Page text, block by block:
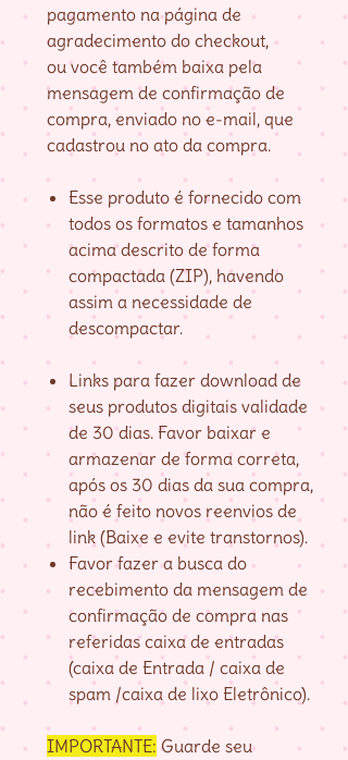
pagamento na página de
agradecimento do checkout,
ou você também baixa pela
mensagem de confirmação de
compra, enviado no e-mail, que
cadastrou no ato da compra.
Esse produto é fornecido com
todos os formatos e tamanhos
acima descrito de forma
compactada (ZIP), havendo
assim a necessidade de
descompactar.
Links para fazer download de
seus produtos digitais validade
de 30 dias. Favor baixar e
armazenar de forma correta,
após os 30 dias da sua compra,
não é feito novos reenvios de
link (Baixe e evite transtornos).
Favor fazer a busca do
recebimento da mensagem de
confirmação de compra nas
referidas caixa de entradas
(caixa de Entrada / caixa de
spam /caixa de lixo Eletrônico).
IMPORTANTE: Guarde seu